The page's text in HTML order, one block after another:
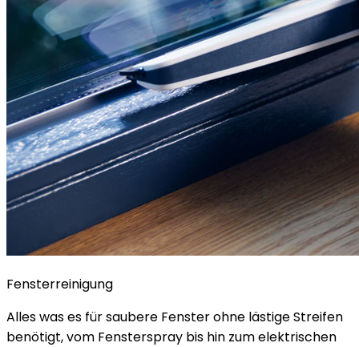
Fensterreinigung
Alles was es für saubere Fenster ohne lästige Streifen
benötigt, vom Fensterspray bis hin zum elektrischen